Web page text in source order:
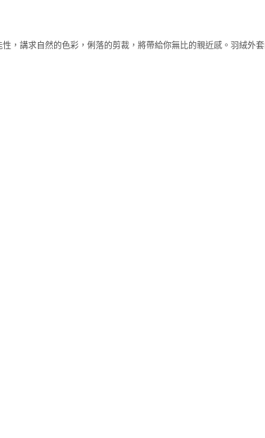
，講求自然的色彩，俐落的剪裁，將帶給你無比的親近感。羽絨外